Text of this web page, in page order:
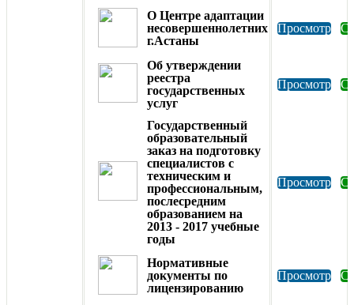
О Центре адаптации
несовершеннолетних
г.Астаны
Просмотр
Об утверждении
реестра
государственных
услуг
Просмотр
Государственный
образовательный
заказ на подготовку
специалистов с
техническим и
профессиональным,
послесредним
образованием на
2013 - 2017 учебные
годы
Просмотр
Нормативные
документы по
лицензированию
Просмотр